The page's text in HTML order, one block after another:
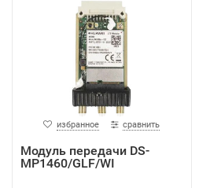
избранное сравнить
Модуль передачи DS-
MP1460/GLF/WI